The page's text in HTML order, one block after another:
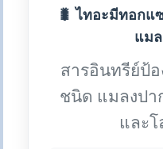
🐛 ไทอะมีทอกแ
แม
สารอินทรีย์ป้
ชนิด แมลงป
และ